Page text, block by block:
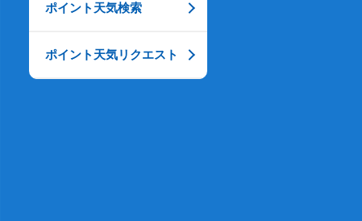
ポイント天気検索
ポイント天気リクエスト